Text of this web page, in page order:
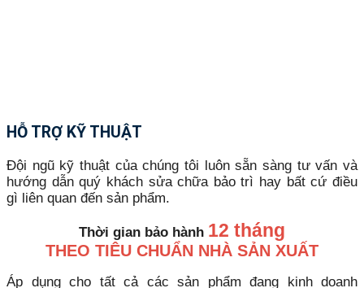
HỖ TRỢ KỸ THUẬT
Đội ngũ kỹ thuật của chúng tôi luôn sẵn sàng tư vấn và
hướng dẫn quý khách sửa chữa bảo trì hay bất cứ điều
gì liên quan đến sản phẩm.
Thời gian bảo hành 12 tháng
THEO TIÊU CHUẨN NHÀ SẢN XUẤT
Áp dụng cho tất cả các sản phẩm đang kinh doanh